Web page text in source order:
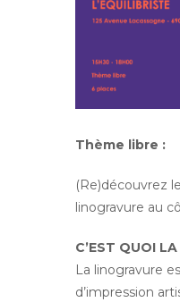
Thème libre :
(Re)découvrez
linogravure au
C’EST QUOI
La linogravure
d’impression